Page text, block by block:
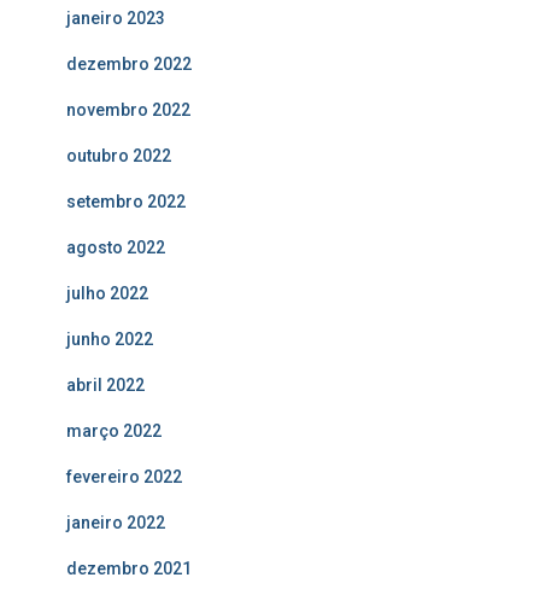
janeiro 2023
dezembro 2022
novembro 2022
outubro 2022
setembro 2022
agosto 2022
julho 2022
junho 2022
abril 2022
março 2022
fevereiro 2022
janeiro 2022
dezembro 2021